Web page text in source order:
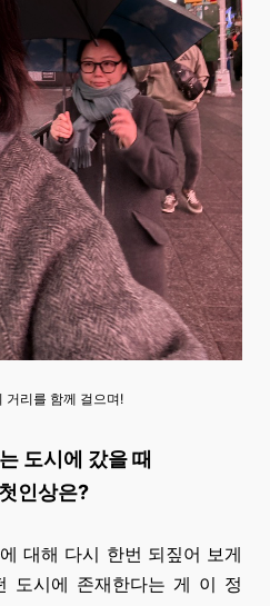
거리를 함께 걸으며!
도시에 갔을 때
인상은?
대해 다시 한번 되짚어 보게
도시에 존재한다는 게 이 정